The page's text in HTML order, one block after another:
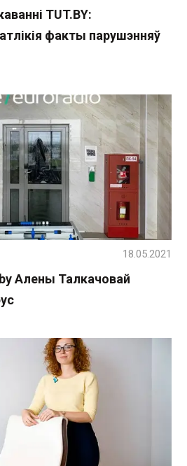
TUT.BY:
факты парушэнняў
Алены Талкачовай
18.05.2021